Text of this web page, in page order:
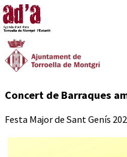
Concert de Barraques
Festa Major de Sant Genís